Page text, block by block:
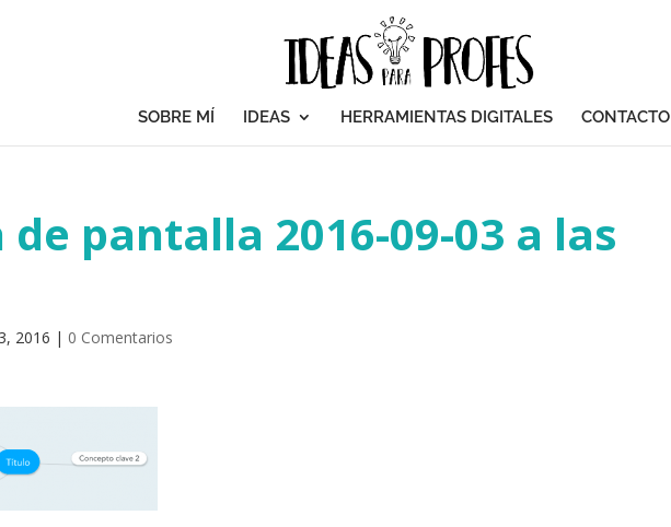
SOBRE MÍ IDEAS HERRAMIENTAS DIGITALES CONTACTO
pantalla 2016-09-03 a las
2016 | 0 Comentarios